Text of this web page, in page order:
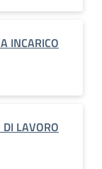
INCARICO
LAVORO